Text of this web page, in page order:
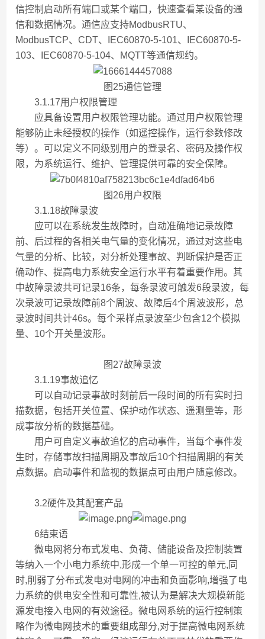
信控制启动所有端口或某个端口，快速查看某设备的通
信和数据情况。通信应支持ModbusRTU、
ModbusTCP、CDT、IEC60870-5-101、IEC60870-5-
103、IEC60870-5-104、MQTT等通信规约。
图25通信管理
3.1.17用户权限管理
应具备设置用户权限管理功能。通过用户权限管理
能够防止未经授权的操作（如遥控操作，运行参数修改
等）。可以定义不同级别用户的登录名、密码及操作权
限，为系统运行、维护、管理提供可靠的安全保障。
图26用户权限
3.1.18故障录波
应可以在系统发生故障时，自动准确地记录故障
前、后过程的各相关电气量的变化情况，通过对这些电
气量的分析、比较，对分析处理事故、判断保护是否正
确动作、提高电力系统安全运行水平有着重要作用。其
中故障录波共可记录16条，每条录波可触发6段录波，每
次录波可记录故障前8个周波、故障后4个周波波形，总
录波时间共计46s。每个采样点录波至少包含12个模拟
量、10个开关量波形。
图27故障录波
3.1.19事故追忆
可以自动记录事故时刻前后一段时间的所有实时扫
描数据，包括开关位置、保护动作状态、遥测量等，形
成事故分析的数据基础。
用户可自定义事故追忆的启动事件，当每个事件发
生时，存储事故扫描周期及事故后10个扫描周期的有关
点数据。启动事件和监视的数据点可由用户随意修改。
3.2硬件及其配套产品
6结束语
微电网将分布式发电、负荷、储能设备及控制装置
等纳入一个小电力系统中,形成一个单一可控的单元,同
时,削弱了分布式发电对电网的冲击和负面影响,增强了电
力系统的供电安全性和可靠性,被认为是解决大规模新能
源发电接入电网的有效途径。微电网系统的运行控制策
略作为微电网技术的重要组成部分,对于提高微电网系统